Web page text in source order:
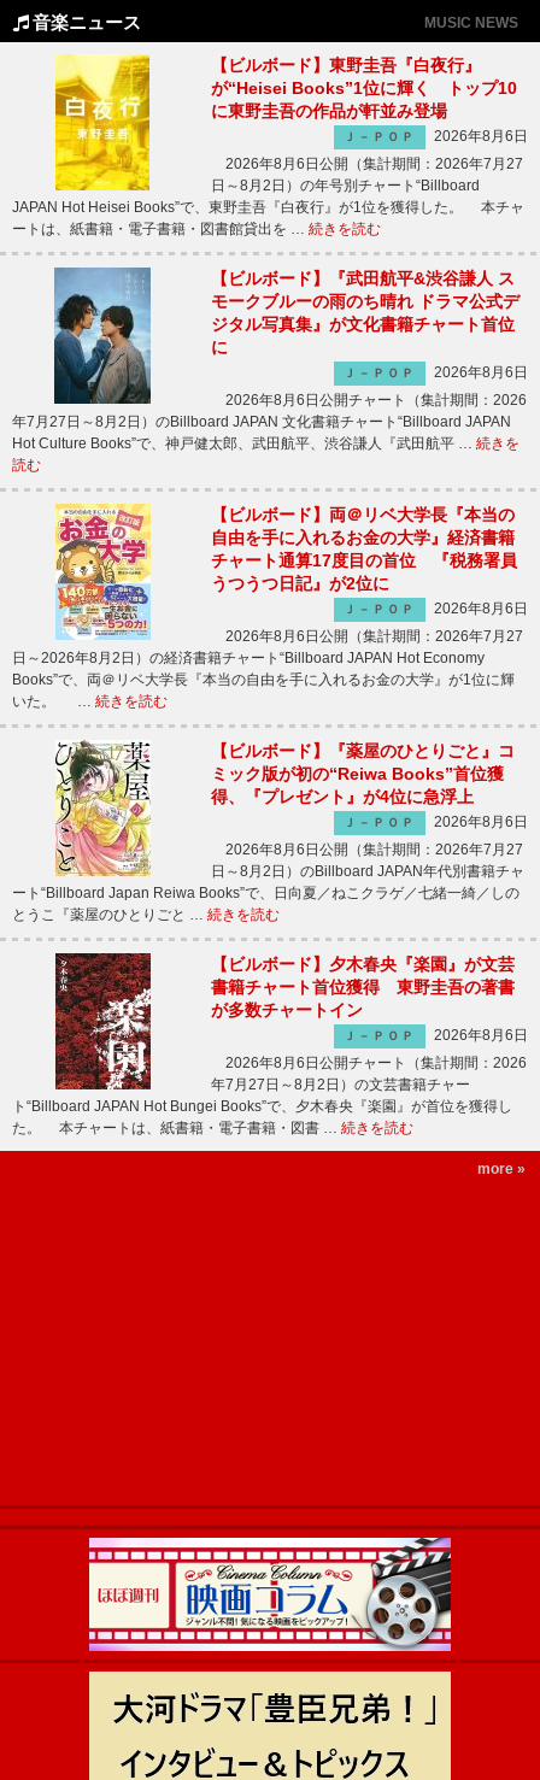
音楽ニュース MUSIC NEWS
【ビルボード】東野圭吾『白夜行』
が“Heisei Books”1位に輝く トップ10
に東野圭吾の作品が軒並み登場
Ｊ－ＰＯＰ
2026年8月6日
2026年8月6日公開（集計期間：2026年7月27
日～8月2日）の年号別チャート“Billboard
JAPAN Hot Heisei Books”で、東野圭吾『白夜行』が1位を獲得した。 本チャ
ートは、紙書籍・電子書籍・図書館貸出を … 続きを読む
【ビルボード】『武田航平&渋谷謙人 ス
モークブルーの雨のち晴れ ドラマ公式デ
ジタル写真集』が文化書籍チャート首位
に
Ｊ－ＰＯＰ
2026年8月6日
2026年8月6日公開チャート（集計期間：2026
年7月27日～8月2日）のBillboard JAPAN 文化書籍チャート“Billboard JAPAN
Hot Culture Books”で、神戸健太郎、武田航平、渋谷謙人『武田航平 … 続きを
読む
【ビルボード】両＠リベ大学長『本当の
自由を手に入れるお金の大学』経済書籍
チャート通算17度目の首位 『税務署員
うつうつ日記』が2位に
Ｊ－ＰＯＰ
2026年8月6日
2026年8月6日公開（集計期間：2026年7月27
日～2026年8月2日）の経済書籍チャート“Billboard JAPAN Hot Economy
Books”で、両＠リベ大学長『本当の自由を手に入れるお金の大学』が1位に輝
いた。 … 続きを読む
【ビルボード】『薬屋のひとりごと』コ
ミック版が初の“Reiwa Books”首位獲
得、『プレゼント』が4位に急浮上
Ｊ－ＰＯＰ
2026年8月6日
2026年8月6日公開（集計期間：2026年7月27
日～8月2日）のBillboard JAPAN年代別書籍チャ
ート“Billboard Japan Reiwa Books”で、日向夏／ねこクラゲ／七緒一綺／しの
とうこ『薬屋のひとりごと … 続きを読む
【ビルボード】夕木春央『楽園』が文芸
書籍チャート首位獲得 東野圭吾の著書
が多数チャートイン
Ｊ－ＰＯＰ
2026年8月6日
2026年8月6日公開チャート（集計期間：2026
年7月27日～8月2日）の文芸書籍チャー
ト“Billboard JAPAN Hot Bungei Books”で、夕木春央『楽園』が首位を獲得し
た。 本チャートは、紙書籍・電子書籍・図書 … 続きを読む
more »